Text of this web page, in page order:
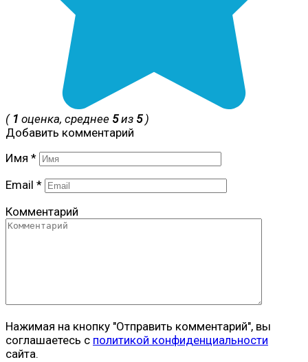
( 1 оценка, среднее 5из 5)
Добавить комментарий
Имя *
Email *
Комментарий
Нажимая на кнопку "Отправить комментарий", вы
соглашаетесь с политикой конфиденциальности
сайта.